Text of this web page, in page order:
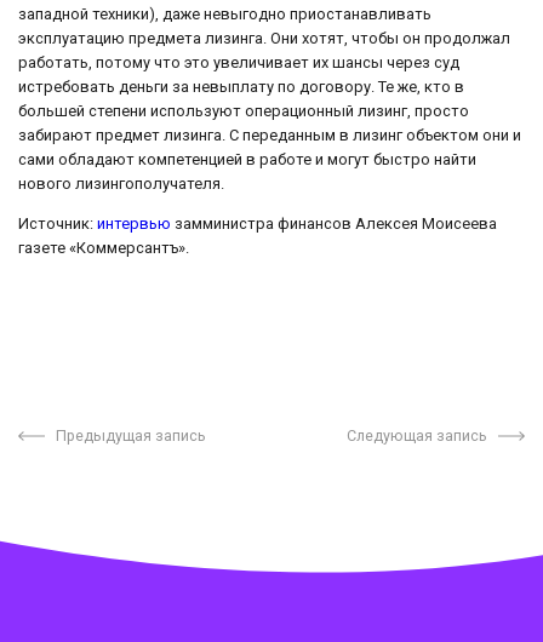
западной техники), даже невыгодно приостанавливать
эксплуатацию предмета лизинга. Они хотят, чтобы он продолжал
работать, потому что это увеличивает их шансы через суд
истребовать деньги за невыплату по договору. Те же, кто в
большей степени используют операционный лизинг, просто
забирают предмет лизинга. С переданным в лизинг объектом они и
сами обладают компетенцией в работе и могут быстро найти
нового лизингополучателя.
Источник: интервью замминистра финансов Алексея Моисеева
газете «Коммерсантъ».
Предыдущая запись Следующая запись